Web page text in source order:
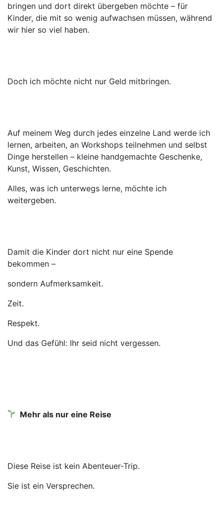
bringen und dort direkt übergeben möchte – für
Kinder, die mit so wenig aufwachsen müssen, während
wir hier so viel haben.
Doch ich möchte nicht nur Geld mitbringen.
Auf meinem Weg durch jedes einzelne Land werde ich
lernen, arbeiten, an Workshops teilnehmen und selbst
Dinge herstellen – kleine handgemachte Geschenke,
Kunst, Wissen, Geschichten.
Alles, was ich unterwegs lerne, möchte ich
weitergeben.
Damit die Kinder dort nicht nur eine Spende
bekommen –
sondern Aufmerksamkeit.
Zeit.
Respekt.
Und das Gefühl: Ihr seid nicht vergessen.
Mehr als nur eine Reise
Diese Reise ist kein Abenteuer-Trip.
Sie ist ein Versprechen.